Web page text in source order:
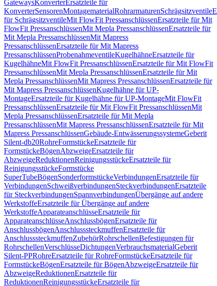
GatewaysKonverterErsatzteile für
KonverterSensorenMontagematerialRohrarmaturenSchrägsitzventile
für SchrägsitzventileMit FlowFit PressanschlüssenErsatzteile für Mit
FlowFit PressanschlüssenMit Mepla PressanschlüssenErsatzteile für
Mit Mepla PressanschlüssenMit Mapress
PressanschlüssenErsatzteile für Mit Mapress
PressanschlüssenProbenahmeventileKugelhähneErsatzteile für
KugelhähneMit FlowFit PressanschlüssenErsatzteile für Mit FlowFit
PressanschlüssenMit Mepla PressanschlüssenErsatzteile für Mit
Mepla PressanschlüssenMit Mapress PressanschlüssenErsatzteile für
Mit Mapress PressanschlüssenKugelhähne für UP-
MontageErsatzteile für Kugelhähne für UP-MontageMit FlowFit
PressanschlüssenErsatzteile für Mit FlowFit PressanschlüssenMit
Mepla PressanschlüssenErsatzteile für Mit Mepla
PressanschlüssenMit Mapress PressanschlüssenErsatzteile für Mit
Mapress PressanschlüssenGebäude-EntwässerungssystemeGeberit
Silent-db20RohreFormstückeErsatzteile für
FormstückeBögenAbzweigeErsatzteile für
AbzweigeReduktionenReinigungsstückeErsatzteile für
ReinigungsstückeFormstücke
SuperTubeBögenSonderformstückeVerbindungenErsatzteile für
VerbindungenSchweißverbindungenSteckverbindungenErsatzteile
für SteckverbindungenSpannverbindungenÜbergänge auf andere
WerkstoffeErsatzteile für Übergänge auf andere
WerkstoffeApparateanschlüsseErsatzteile für
ApparateanschlüsseAnschlussbögenErsatzteile für
AnschlussbögenAnschlusssteckmuffenErsatzteile für
AnschlusssteckmuffenZubehörRohrschellenBefestigungen für
RohrschellenVerschlüsseDichtungenVerbrauchsmaterialGeberit
Silent-PPRohreErsatzteile für RohreFormstückeErsatzteile für
FormstückeBögenErsatzteile für BögenAbzweigeErsatzteile für
AbzweigeReduktionenErsatzteile für
ReduktionenReinigungsstückeErsatzteile für